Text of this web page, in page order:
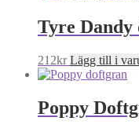
Tyre Dandy
212kr Lägg till i
Poppy